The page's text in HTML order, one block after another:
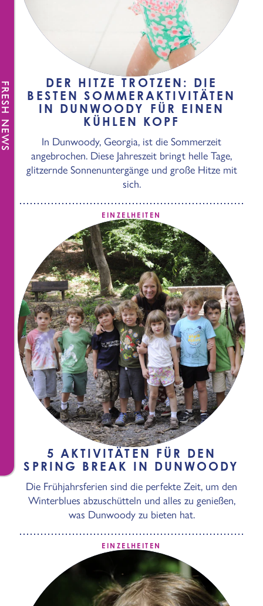
DER HITZE TROTZEN: DIE
BESTEN SOMMERAKTIVITÄTEN
IN DUNWOODY FÜR EINEN
KÜHLEN KOPF
In Dunwoody, Georgia, ist die Sommerzeit
angebrochen. Diese Jahreszeit bringt helle Tage,
glitzernde Sonnenuntergänge und große Hitze mit
sich.
EINZELHEITEN
5 AKTIVITÄTEN FÜR DEN
SPRING BREAK IN DUNWOODY
Die Frühjahrsferien sind die perfekte Zeit, um den
Winterblues abzuschütteln und alles zu genießen,
was Dunwoody zu bieten hat.
EINZELHEITEN
NEWS